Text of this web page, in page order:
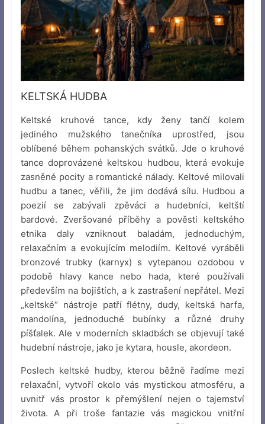
KELTSKÁ HUDBA
Keltské kruhové tance, kdy ženy tančí kolem
jediného mužského tanečníka uprostřed, jsou
oblíbené během pohanských svátků. Jde o kruhové
tance doprovázené keltskou hudbou, která evokuje
zasněné pocity a romantické nálady. Keltové milovali
hudbu a tanec, věřili, že jim dodává sílu. Hudbou a
poezií se zabývali zpěváci a hudebníci, keltští
bardové. Zveršované příběhy a pověsti keltského
etnika daly vzniknout baladám, jednoduchým,
relaxačním a evokujícím melodiím. Keltové vyráběli
bronzové trubky (karnyx) s vytepanou ozdobou v
podobě hlavy kance nebo hada, které používali
především na bojištích, a k zastrašení nepřátel. Mezi
„keltské“ nástroje patří flétny, dudy, keltská harfa,
mandolína, jednoduché bubínky a různé druhy
píšťalek. Ale v moderních skladbách se objevují také
hudební nástroje, jako je kytara, housle, akordeon.
Poslech keltské hudby, kterou běžně řadíme mezi
relaxační, vytvoří okolo vás mystickou atmosféru, a
uvnitř vás prostor k přemýšlení nejen o tajemství
života. A při troše fantazie vás magickou vnitřní